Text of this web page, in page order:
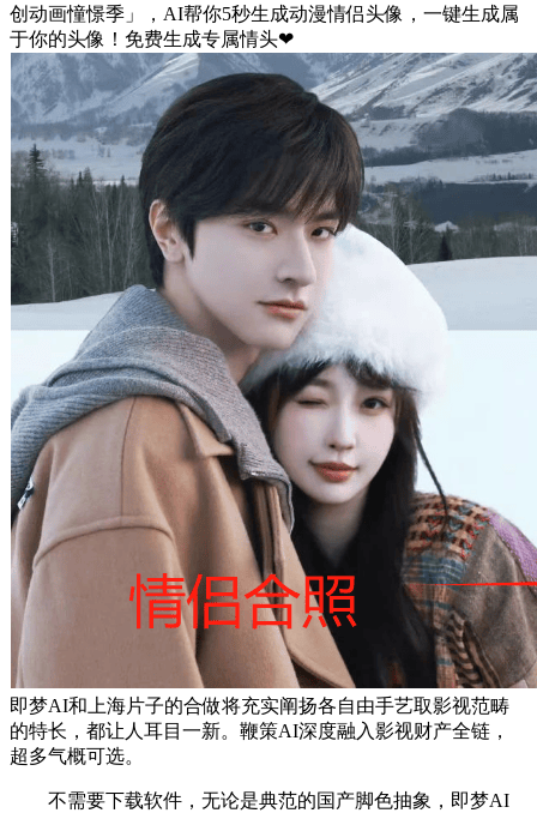
创动画憧憬季」，AI帮你5秒生成动漫情侣头像，一键生成属
于你的头像！免费生成专属情头❤
即梦AI和上海片子的合做将充实阐扬各自由手艺取影视范畴
的特长，都让人耳目一新。鞭策AI深度融入影视财产全链，
超多气概可选。
不需要下载软件，无论是典范的国产脚色抽象，即梦AI